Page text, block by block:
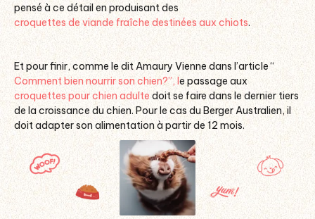
pensé à ce détail en produisant des
croquettes de viande fraîche destinées aux chiots.
Et pour finir, comme le dit Amaury Vienne dans l’article “
Comment bien nourrir son chien?”, le passage aux
croquettes pour chien adulte doit se faire dans le dernier tiers
de la croissance du chien. Pour le cas du Berger Australien, il
doit adapter son alimentation à partir de 12 mois.